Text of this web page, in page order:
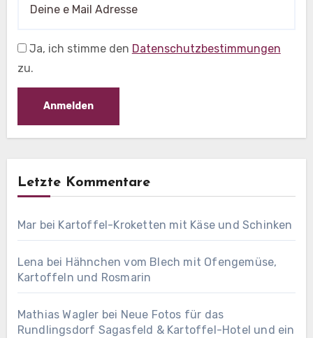
Ja, ich stimme den Datenschutzbestimmungen
zu.
Letzte Kommentare
Mar bei Kartoffel-Kroketten mit Käse und Schinken
Lena bei Hähnchen vom Blech mit Ofengemüse,
Kartoffeln und Rosmarin
Mathias Wagler bei Neue Fotos für das
Rundlingsdorf Sagasfeld & Kartoffel-Hotel und ein